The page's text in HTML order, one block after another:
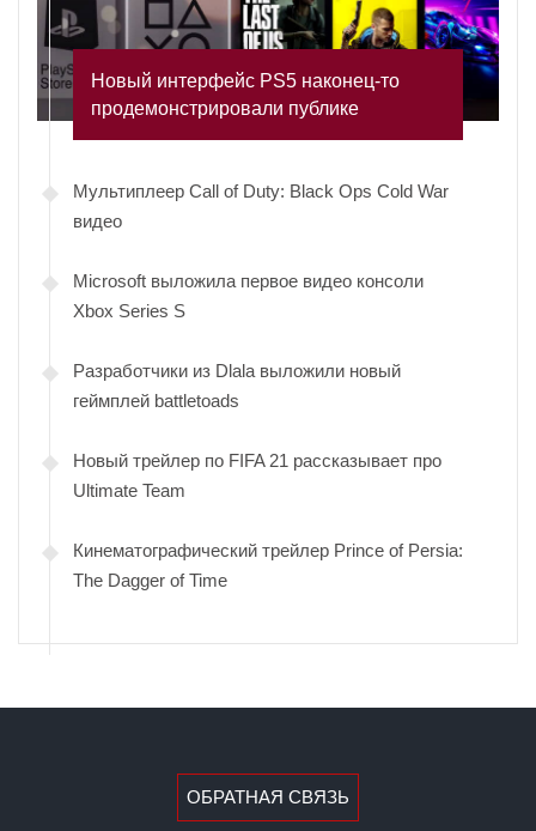
Новый интерфейс PS5 наконец-то
продемонстрировали публике
Мультиплеер Call of Duty: Black Ops Cold War
видео
Microsoft выложила первое видео консоли
Xbox Series S
Разработчики из Dlala выложили новый
геймплей battletoads
Новый трейлер по FIFA 21 рассказывает про
Ultimate Team
Кинематографический трейлер Prince of Persia:
The Dagger of Time
ОБРАТНАЯ СВЯЗЬ